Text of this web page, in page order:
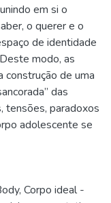
em si o
o querer e o
de identidade
modo, as
construção de uma
das
tensões, paradoxos
adolescente se
, Corpo ideal -